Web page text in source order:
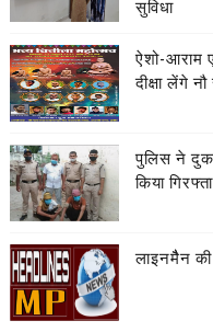
सुविधा
ऐशो-आराम
दीक्षा लेंगे
पुलिस ने
किया
लाइनमैैन